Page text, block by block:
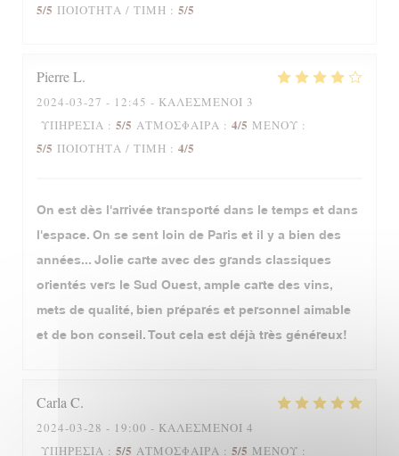
5/5 ΠΟΙΌΤΗΤΑ / ΤΙΜΉ : 5/5
PierreL
2024-03-27 - 12:45 - ΚΑΛΕΣΜΈΝΟΙ 3
ΥΠΗΡΕΣΊΑ : 5/5 ΑΤΜΌΣΦΑΙΡΑ : 4/5 ΜΕΝΟΎ :
5/5 ΠΟΙΌΤΗΤΑ / ΤΙΜΉ : 4/5
On est dès l'arrivée transporté dans le temps et dans
l'espace. On se sent loin de Paris et il y a bien des
années... Jolie carte avec des grands classiques
orientés vers le Sud Ouest, ample carte des vins,
mets de qualité, bien préparés et personnel aimable
et de bon conseil. Tout cela est déjà très généreux!
CarlaC
2024-03-28 - 19:00 - ΚΑΛΕΣΜΈΝΟΙ 4
ΥΠΗΡΕΣΊΑ : 5/5 ΑΤΜΌΣΦΑΙΡΑ : 5/5 ΜΕΝΟΎ :